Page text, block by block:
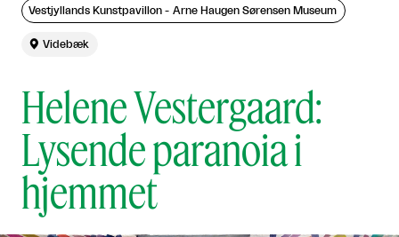
Helene Vestergaard:
Lysende paranoia i
hjemmet
Vestjyllands Kunstpavillon - Arne Haugen Sørensen Museum
 Videbæk